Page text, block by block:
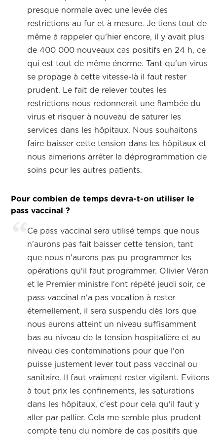
presque normale avec une levée des
restrictions au fur et à mesure. Je tiens tout de
même à rappeler qu'hier encore, il y avait plus
de 400 000 nouveaux cas positifs en 24 h, ce
qui est tout de même énorme. Tant qu'un virus
se propage à cette vitesse-là il faut rester
prudent. Le fait de relever toutes les
restrictions nous redonnerait une flambée du
virus et risquer à nouveau de saturer les
services dans les hôpitaux. Nous souhaitons
faire baisser cette tension dans les hôpitaux et
nous aimerions arrêter la déprogrammation de
soins pour les autres patients.
Pour combien de temps devra-t-on utiliser le
pass vaccinal ?
Ce pass vaccinal sera utilisé temps que nous
n'aurons pas fait baisser cette tension, tant
que nous n'aurons pas pu programmer les
opérations qu'il faut programmer. Olivier Véran
et le Premier ministre l'ont répété jeudi soir, ce
pass vaccinal n'a pas vocation à rester
éternellement, il sera suspendu dès lors que
nous aurons atteint un niveau suffisamment
bas au niveau de la tension hospitalière et au
niveau des contaminations pour que l'on
puisse justement lever tout pass vaccinal ou
sanitaire. Il faut vraiment rester vigilant. Evitons
à tout prix les confinements, les saturations
dans les hôpitaux, c'est pour cela qu'il faut y
aller par pallier. Cela me semble plus prudent
compte tenu du nombre de cas positifs que